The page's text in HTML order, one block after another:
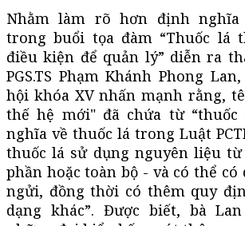
Nhằm làm rõ hơn định
trong buổi tọa đàm “Thuốc lá
điều kiện để quản lý” diễn ra
PGS.TS Phạm Khánh Phong
hội khóa XV nhấn mạnh rằng,
thế hệ mới" đã chứa từ “thuốc
nghĩa về thuốc lá trong Luật
thuốc lá sử dụng nguyên liệu
phần hoặc toàn bộ - và có thể
ngửi, đồng thời có thêm quy
dạng khác”. Được biết, bà